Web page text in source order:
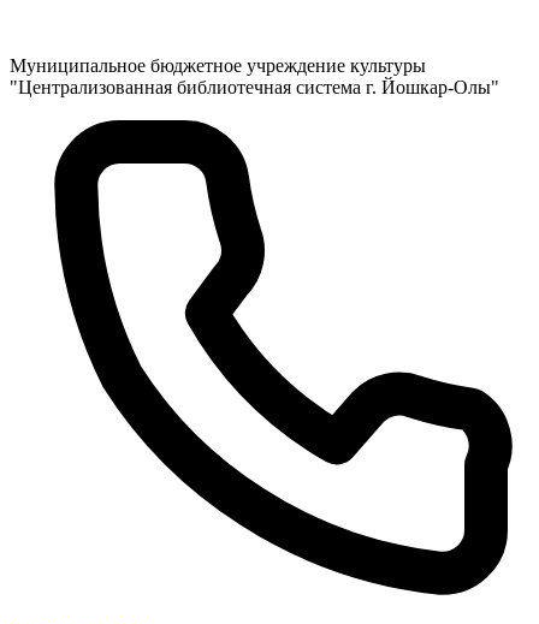
Муниципальное бюджетное учреждение культуры
"Централизованная библиотечная система г. Йошкар-Олы"